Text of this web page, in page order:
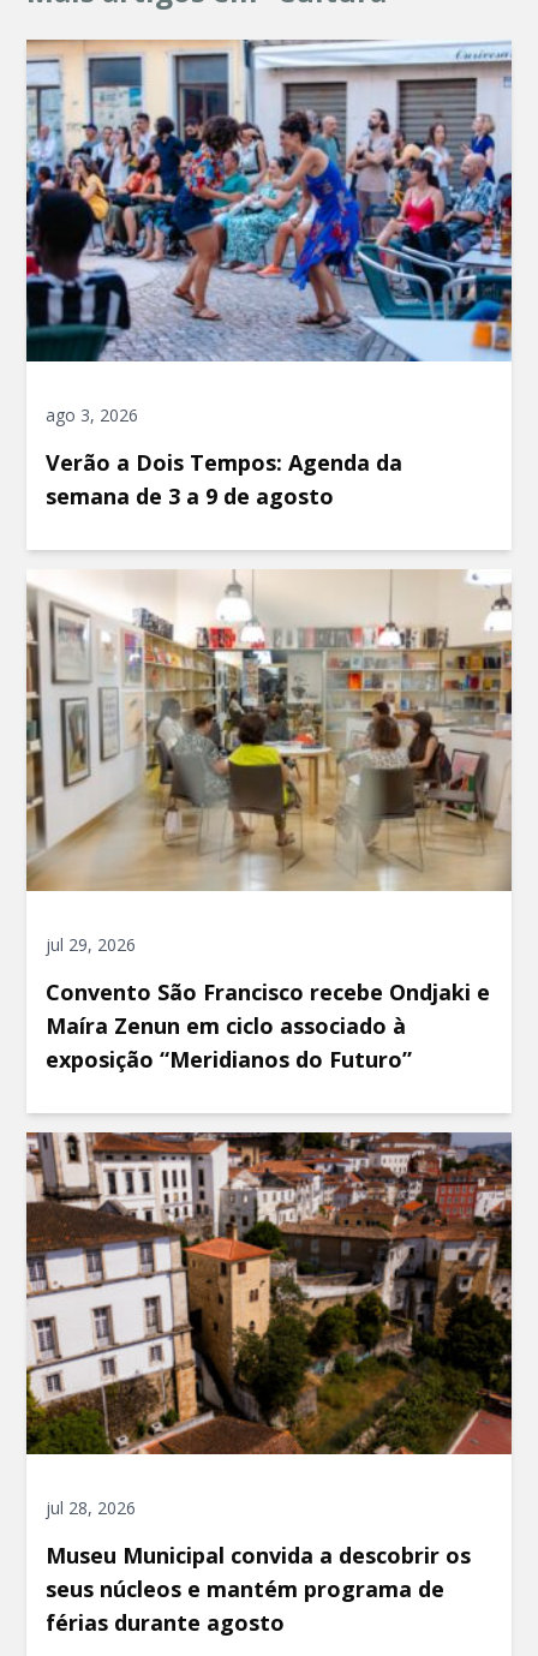
ago 3, 2026
Verão a Dois Tempos: Agenda da
semana de 3 a 9 de agosto
jul 29, 2026
Convento São Francisco recebe Ondjaki e
Maíra Zenun em ciclo associado à
exposição “Meridianos do Futuro”
jul 28, 2026
Museu Municipal convida a descobrir os
seus núcleos e mantém programa de
férias durante agosto